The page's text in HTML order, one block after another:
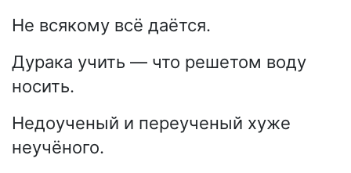
Не всякому всё даётся.
Дурака учить — что решетом воду
носить.
Недоученый и переученый хуже
неучёного.